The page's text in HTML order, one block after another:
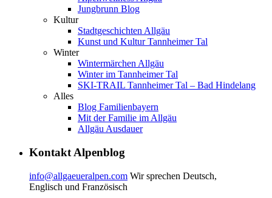
Jungbrunn Blog
Kultur
Stadtgeschichten Allgäu
Kunst und Kultur Tannheimer Tal
Winter
Wintermärchen Allgäu
Winter im Tannheimer Tal
SKI-TRAIL Tannheimer Tal – Bad Hindelang
Alles
Blog Familienbayern
Mit der Familie im Allgäu
Allgäu Ausdauer
Kontakt Alpenblog
info@allgaeueralpen.com Wir sprechen Deutsch,
Englisch und Französisch